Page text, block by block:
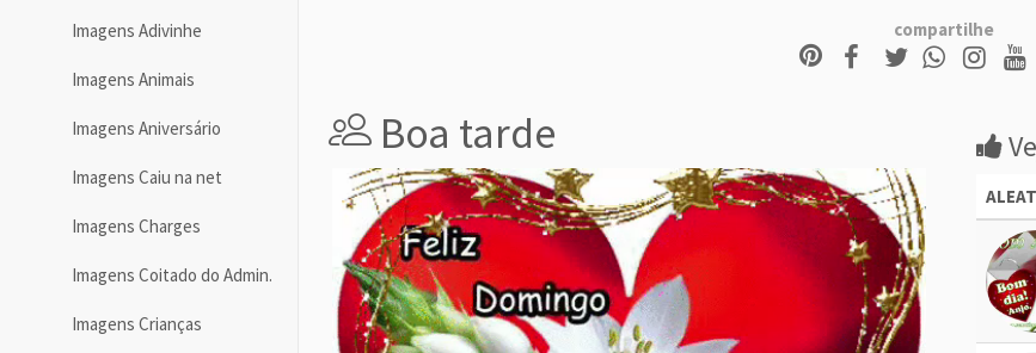
Imagens Adivinhe
Imagens Animais
Imagens Aniversário
Imagens Caiu na net
Imagens Charges
Imagens Coitado do Admin.
Imagens Crianças
compartilhe
Boa tarde